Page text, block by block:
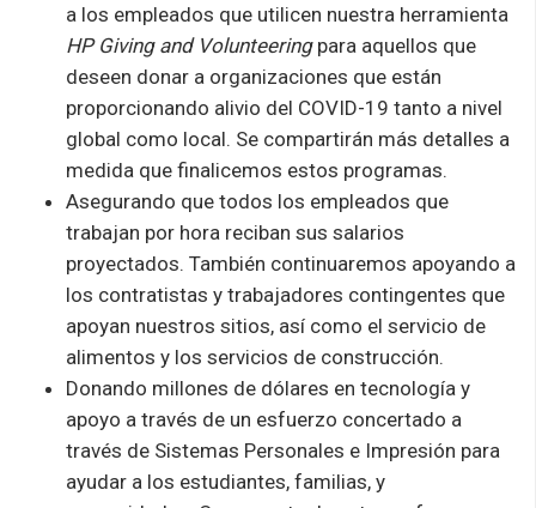
a los empleados que utilicen nuestra herramienta
HP Giving and Volunteeringpara aquellos que
deseen donar a organizaciones que están
proporcionando alivio del COVID-19 tanto a nivel
global como local. Se compartirán más detalles a
medida que finalicemos estos programas.
Asegurando que todos los empleados que
trabajan por hora reciban sus salarios
proyectados. También continuaremos apoyando a
los contratistas y trabajadores contingentes que
apoyan nuestros sitios, así como el servicio de
alimentos y los servicios de construcción.
Donando millones de dólares en tecnología y
apoyo a través de un esfuerzo concertado a
través de Sistemas Personales e Impresión para
ayudar a los estudiantes, familias, y